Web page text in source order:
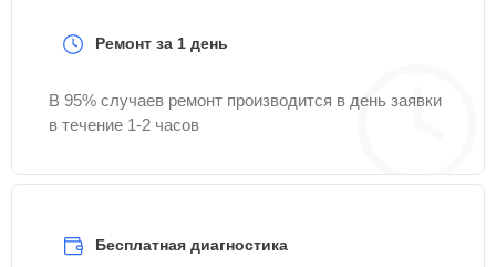
Ремонт за 1 день
В 95% случаев ремонт производится в день заявки
в течение 1-2 часов
Бесплатная диагностика